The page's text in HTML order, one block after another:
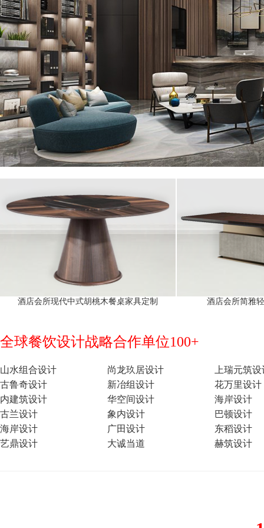
酒店会所现代中式胡桃木餐桌家具定制 酒店会所简雅
全球餐饮设计战略合作单位100+
山水组合设计 尚龙玖居设计
上瑞元筑
古鲁奇设计
新冶组设计
花万里设计
内建筑设计
华空间设计
海岸设计
古兰设计
象内设计
巴顿设计
海岸设计
广田设计
东稻设计
艺鼎设计
大诚当道 赫筑设计